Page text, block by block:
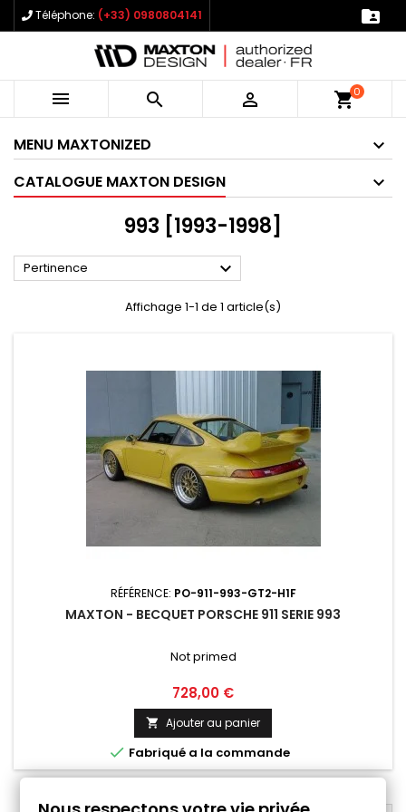
Téléphone: (+33) 0980804141 
   shopping_cart0
MENU MAXTONIZED
CATALOGUE MAXTON DESIGN
993 [1993-1998]
Pertinence 
Affichage 1-1 de 1 article(s)
RÉFÉRENCE: PO-911-993-GT2-H1F
MAXTON - BECQUET PORSCHE 911 SERIE 993
Not primed
Prix
728,00 €
 Ajouter au panier
 Fabriqué a la commande